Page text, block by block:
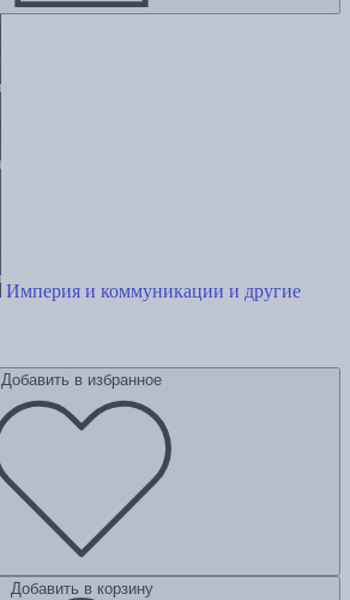
Империя и коммуникации и другие
Добавить в избранное
Добавить в корзину